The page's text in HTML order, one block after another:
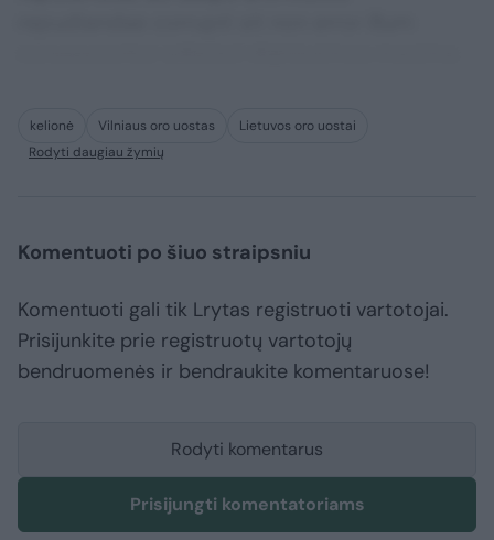
kelionė Vilniaus oro uostas
Lietuvos oro uostai
Rodyti daugiau žymių
Komentuoti po šiuo straipsniu
Komentuoti gali tik Lrytas registruoti vartotojai.
Prisijunkite prie registruotų vartotojų
bendruomenės ir bendraukite komentaruose!
Rodyti komentarus
Prisijungti komentatoriams